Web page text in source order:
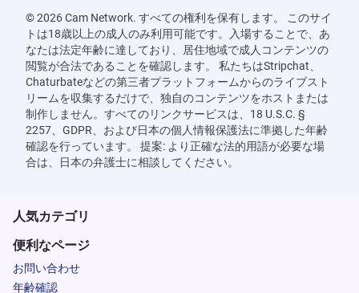
© 2026 Cam Network. すべての権利を保有します。 このサイ
トは18歳以上の成人のみ利用可能です。入場することで、あ
なたは法定年齢に達しており、居住地域で成人コンテンツの
閲覧が合法であることを確認します。 私たちはStripchat、
Chaturbateなどの第三者プラットフォームからのライブスト
リームを収集するだけで、独自のコンテンツをホストまたは
制作しません。すべてのリンクサービスは、18 U.S.C. §
2257、GDPR、および日本の個人情報保護法に準拠した年齢
確認を行っています。 提案: より正確な法的用語が必要な場
合は、日本の弁護士に相談してください。
人気カテゴリ
便利なページ
お問い合わせ
年齢確認